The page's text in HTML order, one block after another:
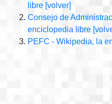
libre [volver]
Consejo de
enciclopedia libre
PEFC - Wikipedia, la